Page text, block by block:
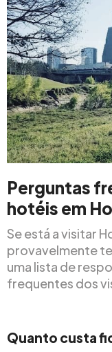
Perguntas
hotéis em
Se está a visitar
provavelmente
uma lista de
frequentes dos
Quanto custa